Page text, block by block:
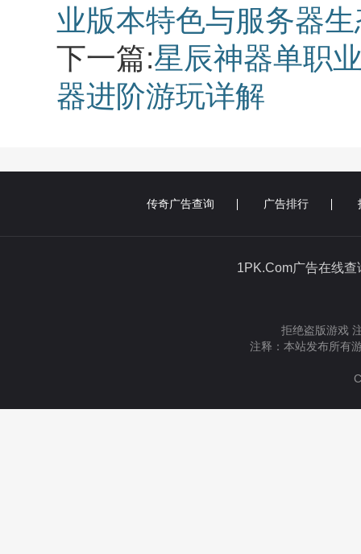
业版本特色与服务器
下一篇:星辰神器单职
器进阶游玩详解
传奇广告查询 广告排行
1PK.Com广告在
拒绝盗版游戏
注释：本站发布所有